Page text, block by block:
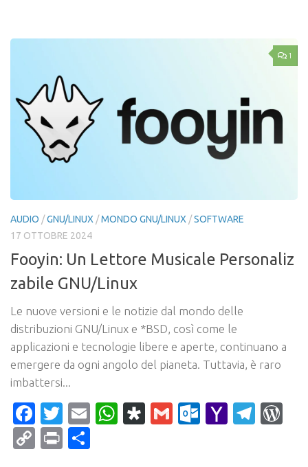
1
AUDIO /GNU/LINUX /MONDO GNU/LINUX /SOFTWARE
17 OTTOBRE 2024
Fooyin: Un Lettore Musicale Personaliz
zabile GNU/Linux
Le nuove versioni e le notizie dal mondo delle
distribuzioni GNU/Linux e *BSD, così come le
applicazioni e tecnologie libere e aperte, continuano a
emergere da ogni angolo del pianeta. Tuttavia, è raro
imbattersi...
Facebook
Twitter
EmailWhatsApp
Diaspora
Gmail Yahoo
CopyPrint